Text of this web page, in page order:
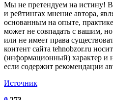
Мы не претендуем на истину!
и рейтингах мнение автора,
основанным на опыте,
может не совпадать с вашим,
или не имеет права
контент сайта tehnobzor.ru
(информационный) характер и
если содержит рекомендации
Источник